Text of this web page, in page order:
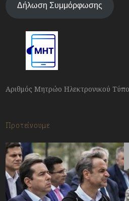
Δήλωση Συμμόρφωσης
Αριθμός Μητρώο Ηλεκτρονικού
Προτείνουμε